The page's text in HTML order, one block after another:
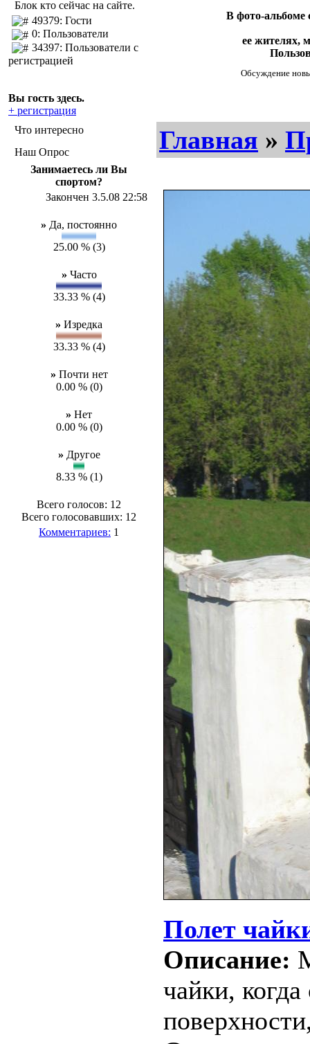
Блок кто сейчас на сайте.
49379: Гости
0: Пользователи
34397: Пользователи с
регистрацией
Вы гость здесь.
+ регистрация
Что интересно
Наш Опрос
Занимаетесь ли Вы
спортом?
Закончен 3.5.08 22:58
» Да, постоянно
25.00 % (3)
» Часто
33.33 % (4)
» Изредка
33.33 % (4)
» Почти нет
0.00 % (0)
» Нет
0.00 % (0)
» Другое
8.33 % (1)
Всего голосов: 12
Всего голосовавших: 12
Комментариев: 1
В фото-альбоме
ее жителях,
Обсуждение
Главная »
Полет
Описание:
чайки, когда